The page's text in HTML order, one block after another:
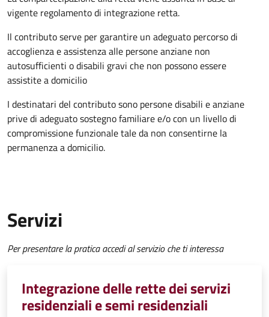
vigente regolamento di integrazione retta.
Il contributo serve per garantire un adeguato percorso di
accoglienza e assistenza alle persone anziane non
autosufficienti o disabili gravi che non possono essere
assistite a domicilio
I destinatari del contributo sono persone disabili e anziane
prive di adeguato sostegno familiare e/o con un livello di
compromissione funzionale tale da non consentirne la
permanenza a domicilio.
Servizi
Per presentare la pratica accedi al servizio che ti interessa
Integrazione delle rette dei servizi
residenziali e semi residenziali